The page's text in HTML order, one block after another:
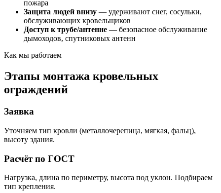
пожара
Защита людей внизу — удерживают снег, сосульки,
обслуживающих кровельщиков
Доступ к трубе/антенне — безопасное обслуживание
дымоходов, спутниковых антенн
Как мы работаем
Этапы монтажа кровельных
ограждений
Заявка
Уточняем тип кровли (металлочерепица, мягкая, фальц),
высоту здания.
Расчёт по ГОСТ
Нагрузка, длина по периметру, высота под уклон. Подбираем
тип крепления.